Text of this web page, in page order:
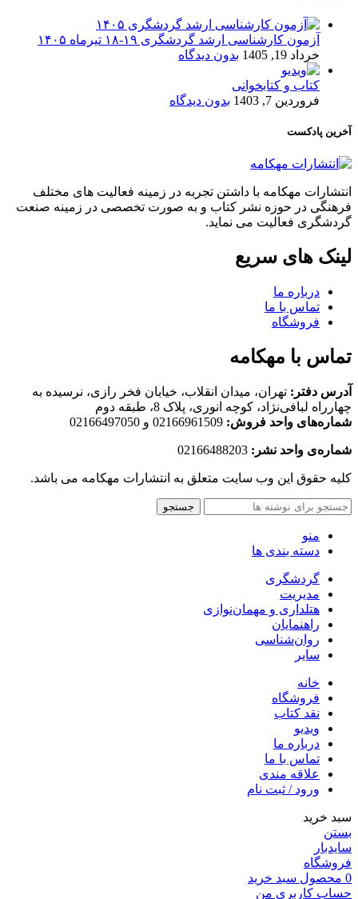
آزمون کارشناسی ارشد گردشگری ۱۹-۱۸ تیرماه ۱۴۰۵
خرداد 19, 1405
بدون دیدگاه
کتاب و کتابخوانی
فروردین 7, 1403
بدون دیدگاه
آخرین پادکست
انتشارات مهکامه با داشتن تجربه در زمینه فعالیت های مختلف
فرهنگی در حوزه نشر کتاب و به صورت تخصصی در زمینه صنعت
گردشگری فعالیت می نماید.
لینک های سریع
درباره ما
تماس با ما
فروشگاه
تماس با مهکامه
آدرس دفتر: تهران، میدان انقلاب، خیابان فخر رازی، نرسیده به
چهارراه لبافی‌نژاد، کوچه انوری، پلاک 8، طبقه دوم
شماره‌های واحد فروش: 02166961509 و 02166497050
شماره‌‌ی واحد نشر:
کلیه حقوق این وب سایت متعلق به انتشارات مهکامه می باشد.
جستجو
منو
دسته بندی ها
گردشگری
مدیریت
هتلداری و مهمان‌نوازی
راهنمایان
روان‌شناسی
سایر
خانه
فروشگاه
نقد کتاب
ویدیو
درباره‌ ما
تماس با ما
علاقه مندی
ورود / ثبت نام
سبد خرید
بستن
سایدبار
فروشگاه
0 محصول سبد خرید
حساب کاربری من